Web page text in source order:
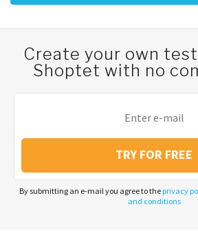
Create your own
Shoptet with no
TRY FOR FREE
By submitting an e-mail you agree to the privacy
and conditions